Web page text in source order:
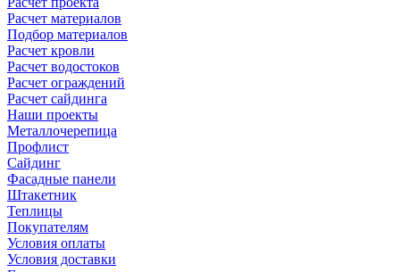
Расчет материалов
Подбор материалов
Расчет кровли
Расчет водостоков
Расчет ограждений
Расчет сайдинга
Наши проекты
Металлочерепица
Профлист
Сайдинг
Фасадные панели
Штакетник
Теплицы
Покупателям
Условия оплаты
Условия доставки